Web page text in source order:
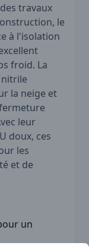
travaux
le
à l'isolation
froid. La
la neige et
leur
doux, ces
les
et de
un